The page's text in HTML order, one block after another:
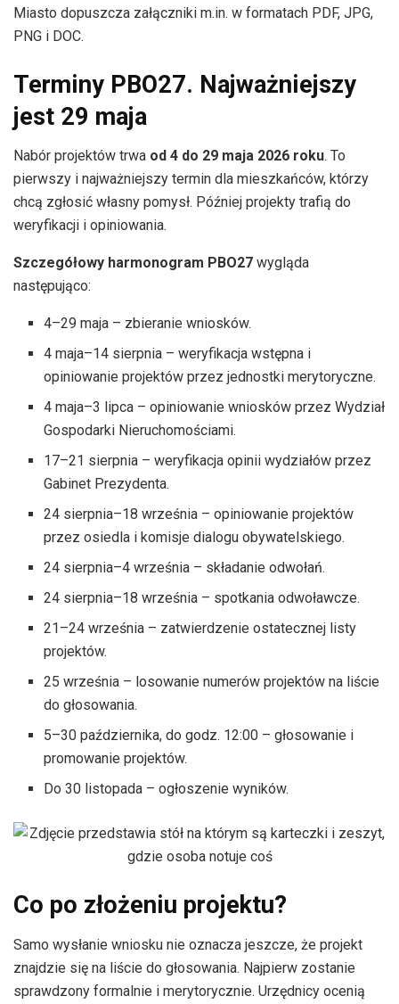
Miasto dopuszcza załączniki m.in. w formatach PDF, JPG,
PNG i DOC.
Terminy PBO27. Najważniejszy
jest 29 maja
Nabór projektów trwa od 4 do 29 maja 2026 roku. To
pierwszy i najważniejszy termin dla mieszkańców, którzy
chcą zgłosić własny pomysł. Później projekty trafią do
weryfikacji i opiniowania.
Szczegółowy harmonogram PBO27 wygląda
następująco:
4–29 maja – zbieranie wniosków.
4 maja–14 sierpnia – weryfikacja wstępna i
opiniowanie projektów przez jednostki merytoryczne.
4 maja–3 lipca – opiniowanie wniosków przez Wydział
Gospodarki Nieruchomościami.
17–21 sierpnia – weryfikacja opinii wydziałów przez
Gabinet Prezydenta.
24 sierpnia–18 września – opiniowanie projektów
przez osiedla i komisje dialogu obywatelskiego.
24 sierpnia–4 września – składanie odwołań.
24 sierpnia–18 września – spotkania odwoławcze.
21–24 września – zatwierdzenie ostatecznej listy
projektów.
25 września – losowanie numerów projektów na liście
do głosowania.
5–30 października, do godz. 12:00 – głosowanie i
promowanie projektów.
Do 30 listopada – ogłoszenie wyników.
Co po złożeniu projektu?
Samo wysłanie wniosku nie oznacza jeszcze, że projekt
znajdzie się na liście do głosowania. Najpierw zostanie
sprawdzony formalnie i merytorycznie. Urzędnicy ocenią